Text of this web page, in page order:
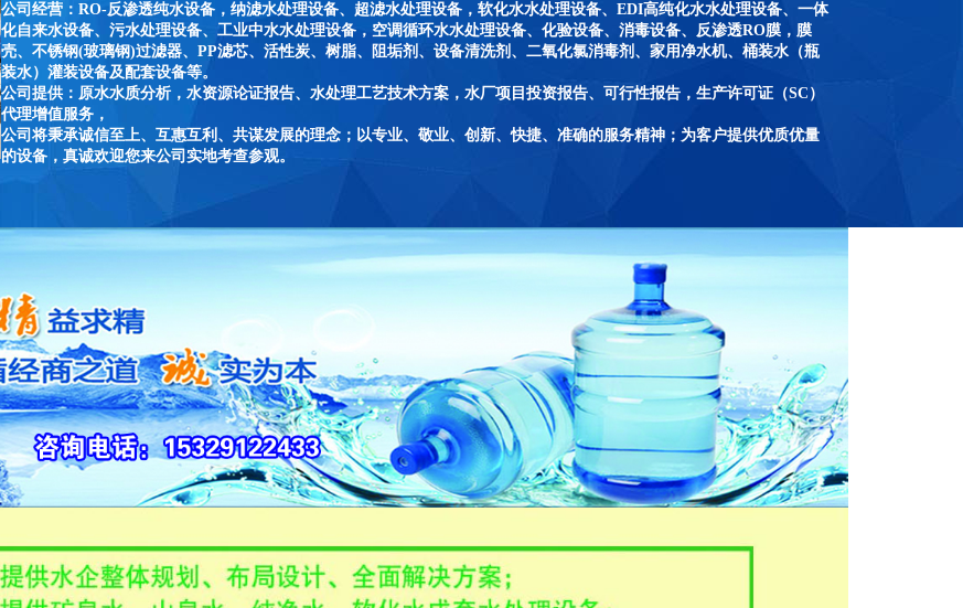
公司经营：RO-反渗透纯水设备，纳滤水处理设备、超滤水处理设备，软化水水处理设备、EDI高纯化水水处理设备、一体
化自来水设备、污水处理设备、工业中水水处理设备，空调循环水水处理设备、化验设备、消毒设备、反渗透RO膜，膜
壳、不锈钢(玻璃钢)过滤器、PP滤芯、活性炭、树脂、阻垢剂、设备清洗剂、二氧化氯消毒剂、家用净水机、桶装水（瓶
装水）灌装设备及配套设备等。
公司提供：原水水质分析，水资源论证报告、水处理工艺技术方案，水厂项目投资报告、可行性报告，生产许可证（SC）
代理增值服务，
公司将秉承诚信至上、互惠互利、共谋发展的理念；以专业、敬业、创新、快捷、准确的服务精神；为客户提供优质优量
的设备，真诚欢迎您来公司实地考查参观。